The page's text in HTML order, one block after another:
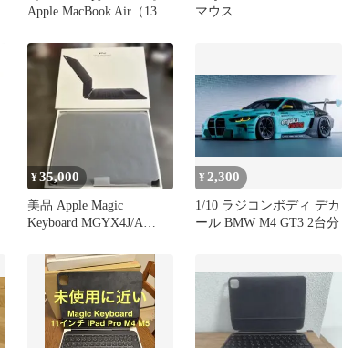
Apple MacBook Air（13イ
M4 / メモリ16GB /
SSD256GB / Windows11 /
Office2024 / RI656
マウス
¥35,000
美品 Apple Magic
Keyboard MGYX4J/A
¥ 2,300
1/10 ラジコンボディ デカ
ール BMW M4 GT3 2台分